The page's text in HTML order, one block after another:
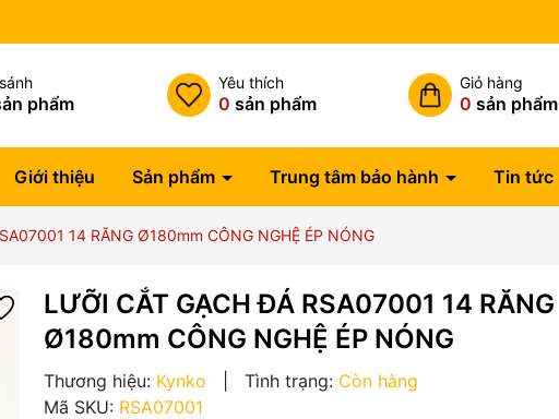
phẩm
Yêu thích
0 sản phẩm
Giỏ hàng
0 sản phẩm
Giới thiệu Sản phẩm Trung tâm bảo hành Tin tức
14 RĂNG Ø180mm CÔNG NGHỆ ÉP NÓNG
LƯỠI CẮT GẠCH ĐÁ RSA07001 14 RĂNG
Ø180mm CÔNG NGHỆ ÉP NÓNG
Thương hiệu: Kynko Tình trạng: Còn hàng
Mã SKU: RSA07001